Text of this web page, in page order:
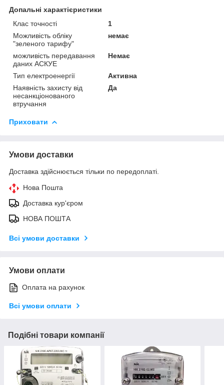
Допальні характієристики
Клас точності
1
Можливість обліку
"зеленого тарифу"
немає
можливість передавання
даних АСКУЕ
Немає
Тип електроенергії
Активна
Наявність захисту від
несанкціонованого
втручання
Да
Приховати
Умови доставки
Доставка здійснюється тільки по передоплаті.
Нова Пошта
Доставка кур'єром
НОВА ПОШТА
Всі умови доставки
Умови оплати
Оплата на рахунок
Всі умови оплати
Подібні товари компанії